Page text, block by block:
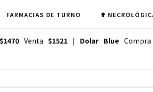
FARMACIAS DE TURNO ✟
$1470Venta $1521| Dolar Blue Compra